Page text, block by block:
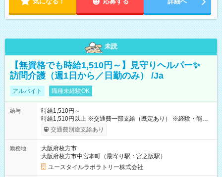
未読
【無資格でも時給1,510円～】見守りヘルパー✨
訪問介護（週1日から／日勤のみ） /Ja
アルバイト 職種未経験OK
給与
時給1,510円～
時給1,510円以上 ※交通費一部支給（既定あり） ※経験・能力を
考慮して決定します 【収入例】 週1回勤務の場合：1,510円×8時
間×4回=4万8,320円 週3回勤務の場合：1,510円×8時間×12回
1,600円 【試用期間】試用期間あり 試用期間の長さ：2ヶ月
※ 雇用形態と給与に、本採用時と異なる部分があります。 雇用
形態：本採用時と同じです。 給与：時給 1,180円以上
交通費別途支給あり
勤務地
大阪府枚方市
大阪府枚方市中宮本町（最寄り駅：宮之阪駅）
ユースタイルラボラトリー株式会社